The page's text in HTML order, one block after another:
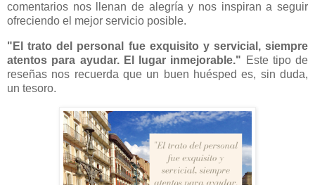
comentarios nos llenan de alegría y nos inspiran a seguir
ofreciendo el mejor servicio posible.
"El trato del personal fue exquisito y servicial, siempre
atentos para ayudar. El lugar inmejorable." Este tipo de
reseñas nos recuerda que un buen huésped es, sin duda,
un tesoro.